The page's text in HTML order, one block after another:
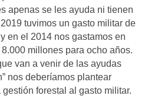
apenas se les ayuda ni tienen
tuvimos un gasto militar de
en el 2014 nos gastamos en
millones para ocho años.
van a venir de las ayudas
nos deberíamos plantear
forestal al gasto militar.